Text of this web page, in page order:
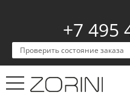
+7 495
Проверить состояние заказа